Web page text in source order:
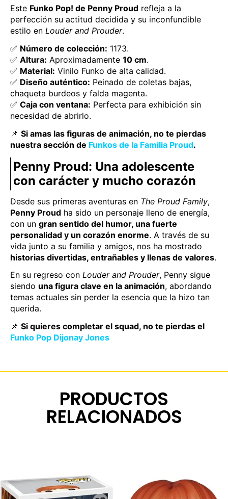
Este Funko Pop! de Penny Proud refleja a la
perfección su actitud decidida y su inconfundible
estilo en Louder and Prouder.
✅ Número de colección: 1173.
✅ Altura: Aproximadamente 10 cm.
✅ Material: Vinilo Funko de alta calidad.
✅ Diseño auténtico: Peinado de coletas bajas,
chaqueta burdeos y falda magenta.
✅ Caja con ventana: Perfecta para exhibición sin
necesidad de abrirlo.
📌 Si amas las figuras de animación, no te pierdas
nuestra sección de Funkos de la Familia Proud.
Penny Proud: Una adolescente
con carácter y mucho corazón
Desde sus primeras aventuras en The Proud Family,
Penny Proud ha sido un personaje lleno de energía,
con un gran sentido del humor, una fuerte
personalidad y un corazón enorme. A través de su
vida junto a su familia y amigos, nos ha mostrado
historias divertidas, entrañables y llenas de valores.
En su regreso con Louder and Prouder, Penny sigue
siendo una figura clave en la animación, abordando
temas actuales sin perder la esencia que la hizo tan
querida.
📌 Si quieres completar el squad, no te pierdas el
Funko Pop Dijonay Jones
PRODUCTOS
RELACIONADOS